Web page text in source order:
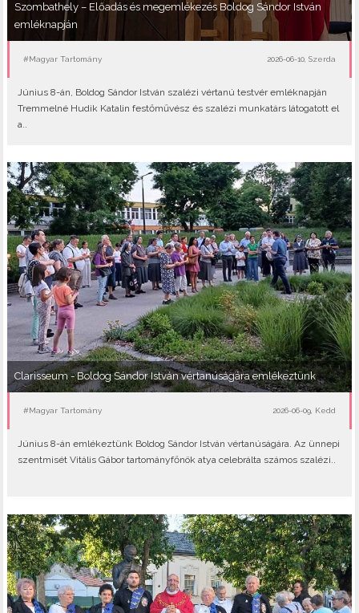
Szombathely – Előadás és megemlékezés Boldog Sándor István
emléknapján
#Magyar Tartomány 2026-06-10, Szerda
Június 8-án, Boldog Sándor István szalézi vértanú testvér emléknapján
Tremmelné Hudik Katalin festőművész és szalézi munkatárs látogatott el
a..
Clarisseum - Boldog Sándor István vértanúságára emlékeztünk
#Magyar Tartomány 2026-06-09, Kedd
Június 8-án emlékeztünk Boldog Sándor István vértanúságára. Az ünnepi
szentmisét Vitális Gábor tartományfőnök atya celebrálta számos szalézi..